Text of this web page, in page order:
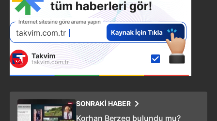
SONRAKİ HABER
Korhan Berzeg bulundu mu?